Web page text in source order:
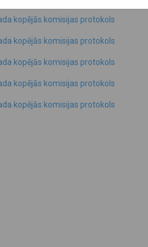
kopējās komisijas protokols
kopējās komisijas protokols
kopējās komisijas protokols
kopējās komisijas protokols
kopējās komisijas protokols